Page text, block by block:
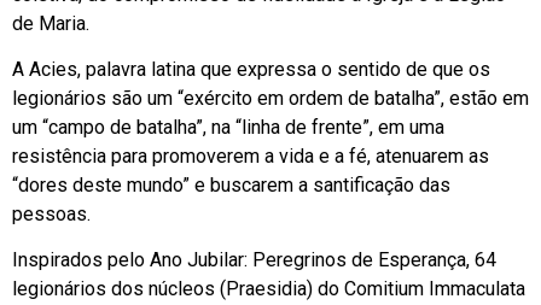
de Maria.
A Acies, palavra latina que expressa o sentido de que os
legionários são um “exército em ordem de batalha”, estão em
um “campo de batalha”, na “linha de frente”, em uma
resistência para promoverem a vida e a fé, atenuarem as
“dores deste mundo” e buscarem a santificação das
pessoas.
Inspirados pelo Ano Jubilar: Peregrinos de Esperança, 64
legionários dos núcleos (Praesidia) do Comitium Immaculata